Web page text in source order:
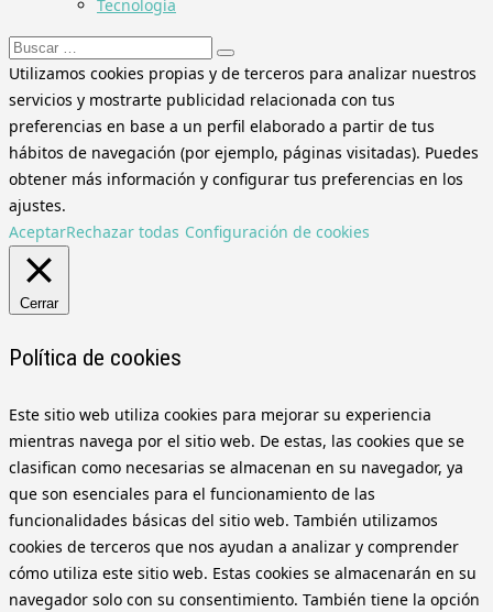
Tecnología
Buscar:
Utilizamos cookies propias y de terceros para analizar nuestros
servicios y mostrarte publicidad relacionada con tus
preferencias en base a un perfil elaborado a partir de tus
hábitos de navegación (por ejemplo, páginas visitadas). Puedes
obtener más información y configurar tus preferencias en los
ajustes.
AceptarRechazar todas Configuración de cookies
Cerrar
Política de cookies
Este sitio web utiliza cookies para mejorar su experiencia
mientras navega por el sitio web. De estas, las cookies que se
clasifican como necesarias se almacenan en su navegador, ya
que son esenciales para el funcionamiento de las
funcionalidades básicas del sitio web. También utilizamos
cookies de terceros que nos ayudan a analizar y comprender
cómo utiliza este sitio web. Estas cookies se almacenarán en su
navegador solo con su consentimiento. También tiene la opción